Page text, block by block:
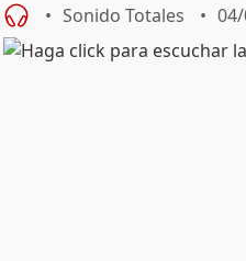
Sonido Totales